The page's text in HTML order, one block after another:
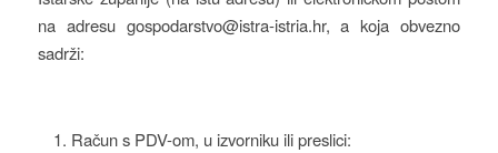
na adresu gospodarstvo@istra-istria.hr, a koja obvezno
sadrži:
Račun s PDV-om, u izvorniku ili preslici: